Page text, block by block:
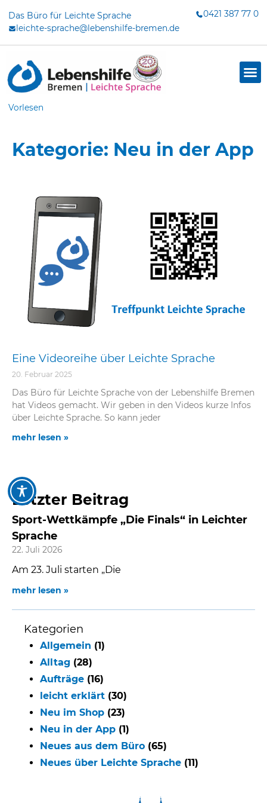
Inhalt
Das Büro für Leichte Sprache
0421 387 77 0
leichte-sprache@lebenshilfe-bremen.de
Vorlesen
Letzter Beitrag
Sport-Wettkämpfe „Die Finals“ in Leichter
Sprache
22. Juli 2026
Am 23. Juli starten „Die
mehr lesen »
Kategorien
Allgemein (1)
Alltag (28)
Aufträge (16)
leicht erklärt (30)
Neu im Shop (23)
Neu in der App (1)
Neues aus dem Büro (65)
Neues über Leichte Sprache (11)
Kategorie: Neu in der App
Eine Videoreihe über Leichte Sprache
20. Februar 2025
Das Büro für Leichte Sprache von der Lebenshilfe Bremen
hat Videos gemacht. Wir geben in den Videos kurze Infos
über Leichte Sprache. So kann jeder
mehr lesen »